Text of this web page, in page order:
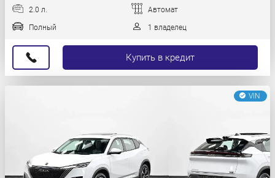
2.0 л. Автомат
Полный 1 владелец
Купить в кредит
VIN